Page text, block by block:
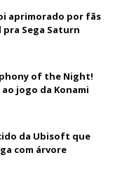
aprimorado por fãs
Sega Saturn
of the Night!
jogo da Konami
da Ubisoft que
com árvore